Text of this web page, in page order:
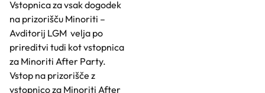
Vstopnica za vsak dogodek
na prizorišču Minoriti –
Avditorij LGM velja po
prireditvi tudi kot vstopnica
za Minoriti After Party.
Vstop na prizorišče z
vstopnico za Minoriti After